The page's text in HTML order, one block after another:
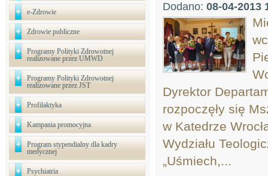
e-Zdrowie
Zdrowie publiczne
Programy Polityki Zdrowotnej
realizowane przez UMWD
Programy Polityki Zdrowotnej
realizowane przez JST
Profilaktyka
Kampania promocyjna
Program stypendialny dla kadry
medycznej
Psychiatria
Dodano: 08-04-2013
Dyrektor
rozpoczęły się
w Katedrze
Wydziału
„Uśmiech,...